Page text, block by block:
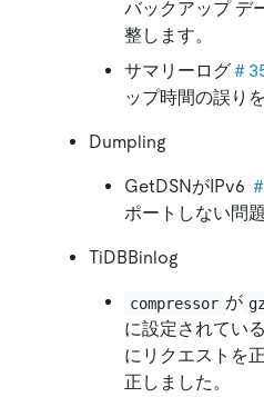
バックアップ デ
整します。
サマリーログ＃
ップ時間の誤り
Dumpling
GetDSNがIPv6
ポートしない問
TiDBBinlog
compressor が
に設定されてい
にリクエストを
正しました。